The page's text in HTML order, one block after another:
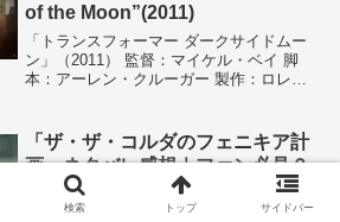
of the Moon”(2011)
「トランスフォーマー ダークサイドムー
ン」（2011） 監督：マイケル・ベイ 脚
本：アーレン・クルーガー 製作：ロレン
マーフィ 製作総指揮：スティーブン・ス
ピルバーグ、マ...
「ザ・ザ・コルダのフェニキア計
画」ネタバレ感想｜ファン必見？
それとも自己陶酔の停滞？
検索 トップ サイドバー